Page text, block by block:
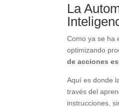
La
Como ya se ha
optimizando
de acciones
Aquí es donde
través del
instrucciones,